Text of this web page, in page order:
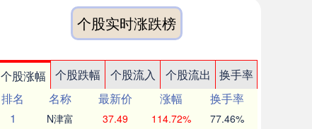
个股实时涨跌榜
个股涨幅 个股跌幅 个股流入 个股流出
换手率
排名
名称 最新价 涨幅
换手率
1
N津富 37.49 114.72% 77.46%